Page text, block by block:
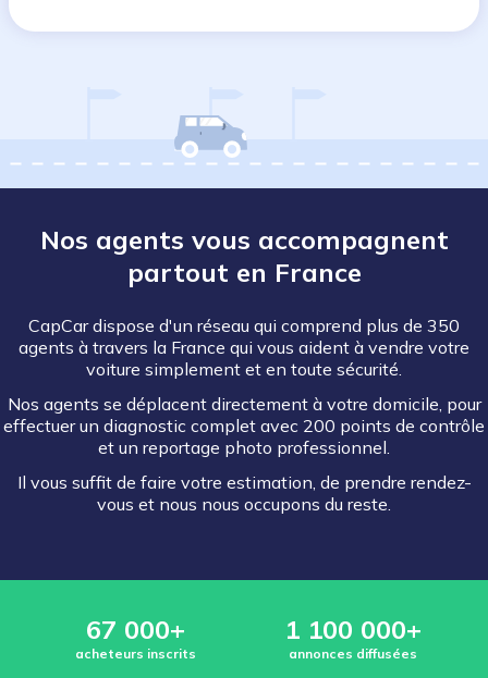
Nos agents vous accompagnent
partout en France
CapCar dispose d'un réseau qui comprend plus de 350
agents à travers la France qui vous aident à vendre votre
voiture simplement et en toute sécurité.
Nos agents se déplacent directement à votre domicile, pour
effectuer un diagnostic complet avec 200 points de contrôle
et un reportage photo professionnel.
Il vous suffit de faire votre estimation, de prendre rendez-
vous et nous nous occupons du reste.
67 000+
acheteurs inscrits
1 100 000+
annonces diffusées